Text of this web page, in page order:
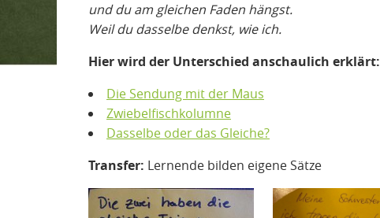
und du am gleichen Faden hängst.
Weil du dasselbe denkst, wie ich.
Hier wird der Unterschied anschaulich erklärt:
Die Sendung mit der Maus
Zwiebelfischkolumne
Dasselbe oder das Gleiche?
Transfer: Lernende bilden eigene Sätze